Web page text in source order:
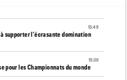
15:49
supporter l'écrasante domination
15:30
pour les Championnats du monde